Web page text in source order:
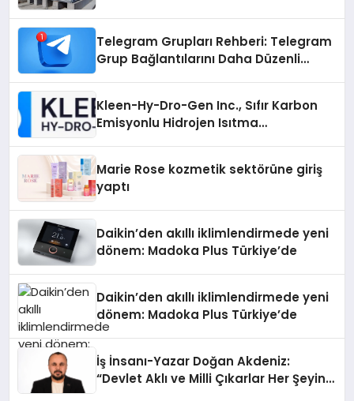
Telegram Grupları Rehberi: Telegram
Grup Bağlantılarını Daha Düzenli
Kleen-Hy-Dro-Gen Inc., Sıfır Karbon
Emisyonlu Hidrojen Isıtma
Marie Rose kozmetik sektörüne giriş
yaptı
Daikin’den akıllı iklimlendirmede yeni
dönem: Madoka Plus Türkiye’de
Daikin’den akıllı iklimlendirmede yeni
dönem: Madoka Plus Türkiye’de
İş İnsanı-Yazar Doğan Akdeniz:
“Devlet Aklı ve Milli Çıkarlar Her Şeyin